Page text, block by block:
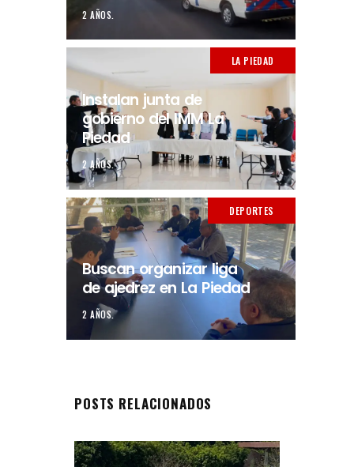
2 AÑOS.
LA PIEDAD
Instalan junta de
gobierno del IMM La
Piedad
2 AÑOS.
DEPORTES
Buscan organizar liga
de ajedrez en La Piedad
2 AÑOS.
POSTS RELACIONADOS